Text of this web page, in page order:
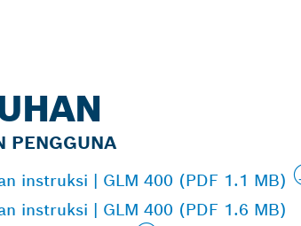
PENGGUNA
instruksi | GLM 400 (PDF 1.1 MB)
instruksi | GLM 400 (PDF 1.6 MB)